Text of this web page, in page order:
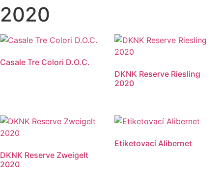
2020
Casale Tre Colori D.O.C.
DKNK Reserve Riesling
2020
DKNK Reserve Zweigelt
2020
Etiketovací Alibernet